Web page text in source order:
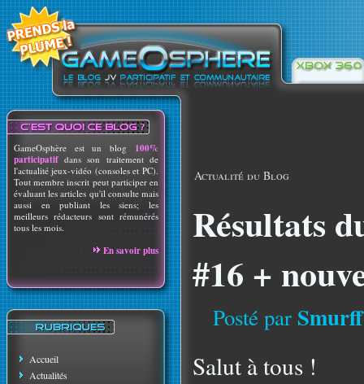
GameOsphère est un blog 100%
participatif dans son traitement de
l'actualité jeux-vidéo (consoles et PC).
Tout membre inscrit peut participer en
évaluant les articles qu'il consulte mais
aussi en publiant les siens; les
meilleurs rédacteurs sont rémunérés
tous les mois.
En savoir plus
Accueil
Actualités
Actualité du Blog
Résultats
#16 +
Posté par Smurff
Salut à tous !